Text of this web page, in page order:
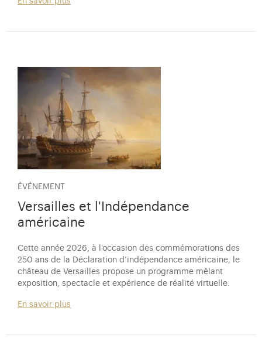
ÉVÉNEMENT
Versailles et l'Indépendance
américaine
Cette année 2026, à l'occasion des commémorations des
250 ans de la Déclaration d’indépendance américaine, le
château de Versailles propose un programme mêlant
exposition, spectacle et expérience de réalité virtuelle.
En savoir plus